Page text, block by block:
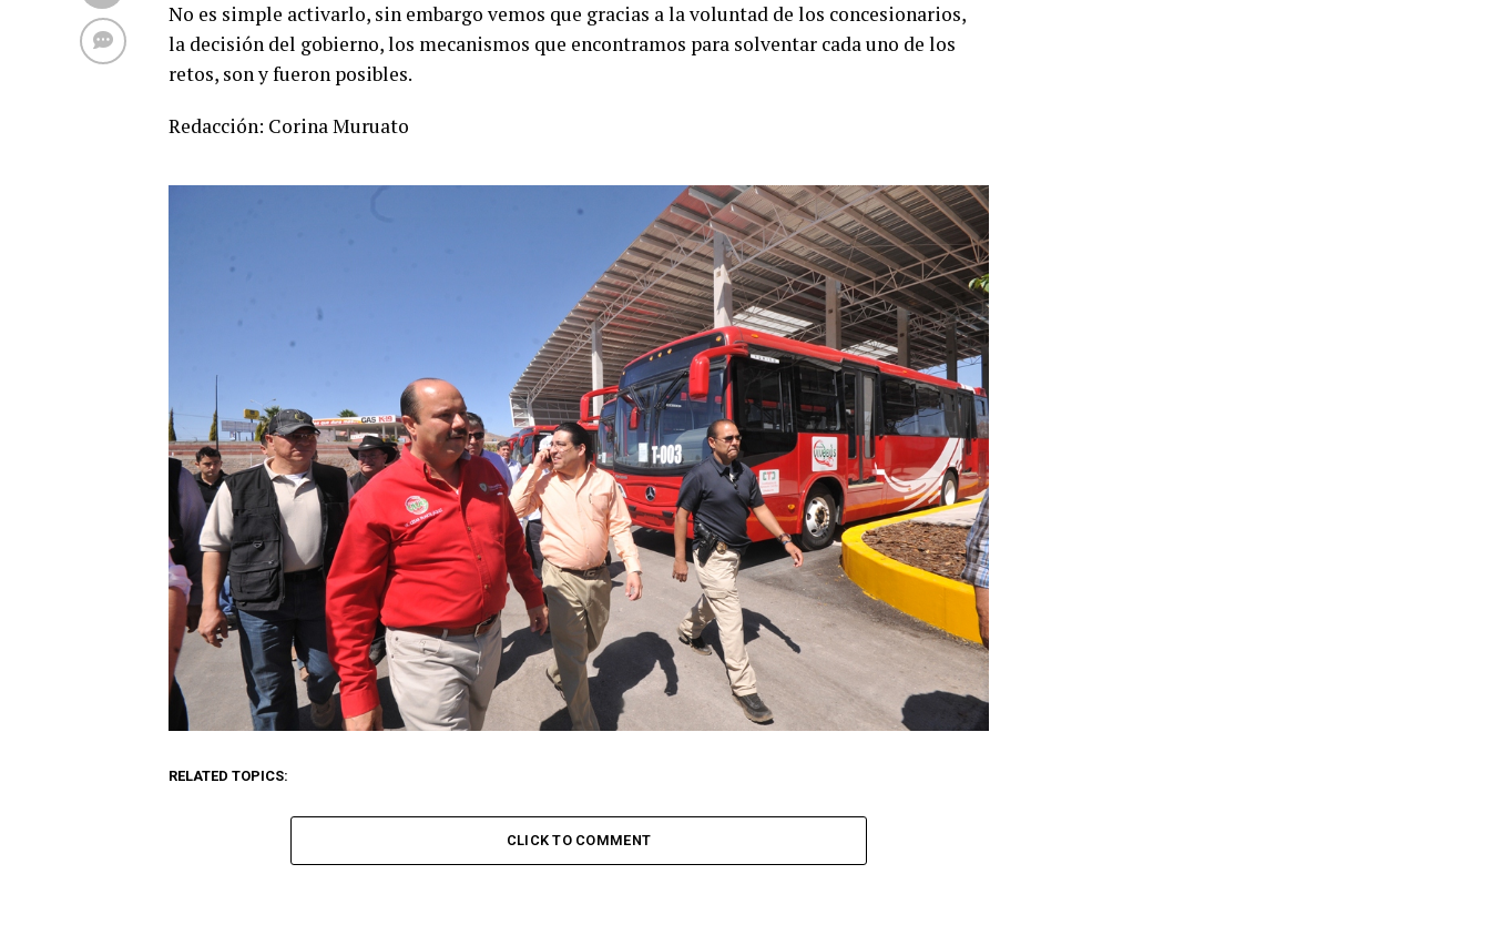
No es simple activarlo, sin embargo vemos que gracias a la voluntad de los concesionarios,
la decisión del gobierno, los mecanismos que encontramos para solventar cada uno de los
retos, son y fueron posibles.
Redacción: Corina Muruato
RELATED TOPICS:
CLICK TO COMMENT